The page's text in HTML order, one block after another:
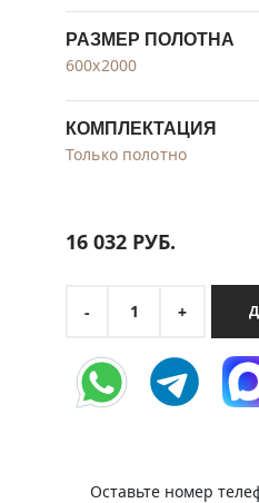
РАЗМЕР ПОЛОТНА
600x2000
КОМПЛЕКТАЦИЯ
Только полотно
16 032 РУБ.
- 1 +
Оставьте номер